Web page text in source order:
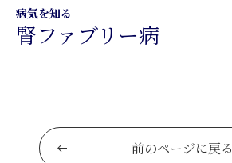
病気を知る
腎ファブリー病
前のページに戻る